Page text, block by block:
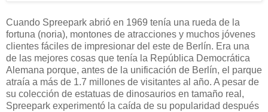
Cuando Spreepark abrió en 1969 tenía una rueda de la
fortuna (noria), montones de atracciones y muchos jóvenes
clientes fáciles de impresionar del este de Berlín. Era una
de las mejores cosas que tenía la República Democrática
Alemana porque, antes de la unificación de Berlín, el parque
atraía a más de 1.7 millones de visitantes al año. A pesar de
su colección de estatuas de dinosaurios en tamaño real,
Spreepark experimentó la caída de su popularidad después